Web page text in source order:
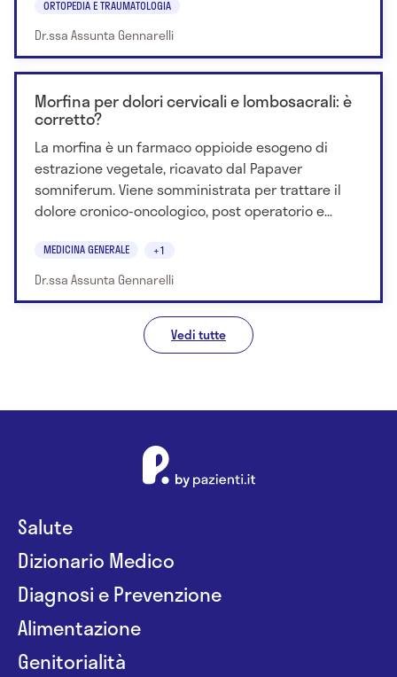
ORTOPEDIA E TRAUMATOLOGIA
Dr.ssa Assunta Gennarelli
Morfina per dolori cervicali e lombosacrali: è
corretto?
La morfina è un farmaco oppioide esogeno di
estrazione vegetale, ricavato dal Papaver
somniferum. Viene somministrata per trattare il
dolore cronico-oncologico, post operatorio e...
MEDICINA GENERALE +1
Dr.ssa Assunta Gennarelli
Vedi tutte
Salute
Dizionario Medico
Diagnosi e Prevenzione
Alimentazione
Genitorialità